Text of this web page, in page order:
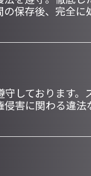
保存後、完全に
しております。
害に関わる違